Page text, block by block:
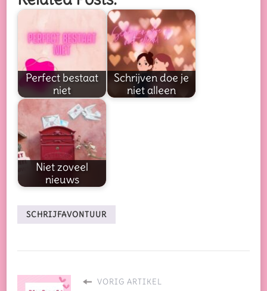
Perfect bestaat
niet
Schrijven doe je
niet alleen
Niet zoveel
nieuws
SCHRIJFAVONTUUR
VORIG ARTIKEL